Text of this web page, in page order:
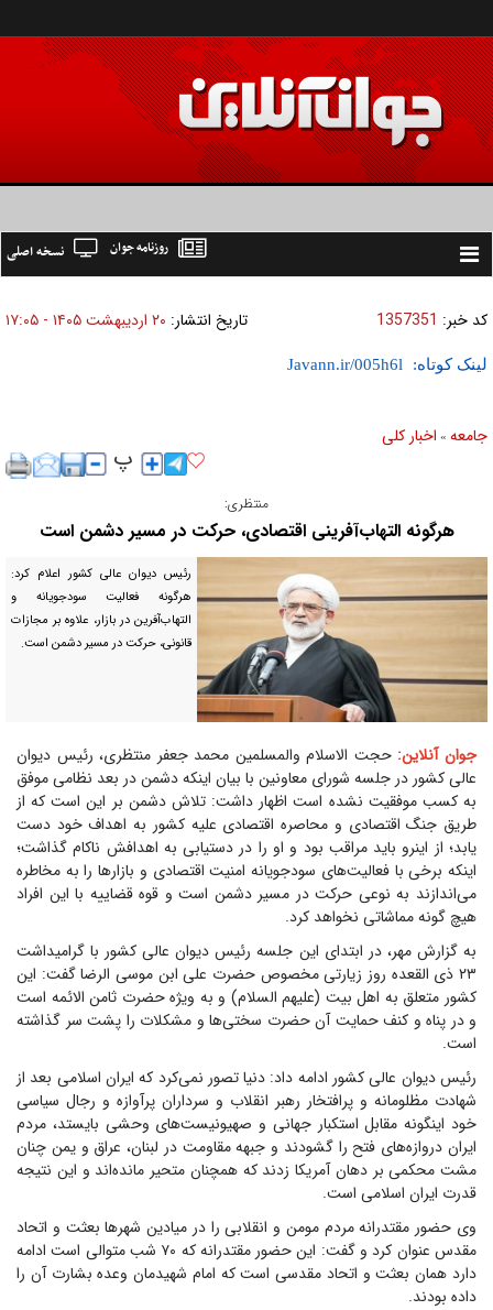
Toggle
نسخه اصلی روزنامه جوان
کد خبر: 1357351 تاریخ انتشار: ۲۰ ارديبهشت ۱۴۰۵ - ۱۷:۰۵
لینک کوتاه:
جامعه » اخبار كلی
منتظری:
هرگونه التهاب‌آفرینی اقتصادی، حرکت در مسیر دشمن است
رئیس دیوان عالی کشور اعلام کرد:
هرگونه فعالیت سودجویانه و
التهاب‌آفرین در بازار، علاوه بر مجازات
قانونی، حرکت در مسیر دشمن است.
جوان آنلاین: حجت الاسلام والمسلمین محمد جعفر منتظری، رئیس دیوان
عالی کشور در جلسه شورای معاونین با بیان اینکه دشمن در بعد نظامی موفق
به کسب موفقیت نشده است اظهار داشت: تلاش دشمن بر این است که از
طریق جنگ اقتصادی و محاصره اقتصادی علیه کشور به اهداف خود دست
یابد؛ از اینرو باید مراقب بود و او را در دستیابی به اهدافش ناکام گذاشت؛
اینکه برخی با فعالیت‌های سودجویانه امنیت اقتصادی و بازار‌ها را به مخاطره
می‌اندازند به نوعی حرکت در مسیر دشمن است و قوه قضاییه با این افراد
هیچ گونه مماشاتی نخواهد کرد.
به گزارش مهر، در ابتدای این جلسه رئیس دیوان عالی کشور با گرامیداشت
۲۳ ذی القعده روز زیارتی مخصوص حضرت علی ابن موسی الرضا گفت: این
کشور متعلق به اهل بیت (علیهم السلام) و به ویژه حضرت ثامن الائمه است
و در پناه و کنف حمایت آن حضرت سختی‌ها و مشکلات را پشت سر گذاشته
است.
رئیس دیوان عالی کشور ادامه داد: دنیا تصور نمی‌کرد که ایران اسلامی بعد از
شهادت مظلومانه و پرافتخار رهبر انقلاب و سرداران پرآوازه و رجال سیاسی
خود اینگونه مقابل استکبار جهانی و صهیونیست‌های وحشی بایستد، مردم
ایران دروازه‌های فتح را گشودند و جبهه مقاومت در لبنان، عراق و یمن چنان
مشت محکمی بر دهان آمریکا زدند که همچنان متحیر مانده‌اند و این نتیجه
قدرت ایران اسلامی است.
وی حضور مقتدرانه مردم مومن و انقلابی را در میادین شهر‌ها بعثت و اتحاد
مقدس عنوان کرد و گفت: این حضور مقتدرانه که ۷۰ شب متوالی است ادامه
دارد همان بعثت و اتحاد مقدسی است که امام شهیدمان وعده بشارت آن را
داده بودند.